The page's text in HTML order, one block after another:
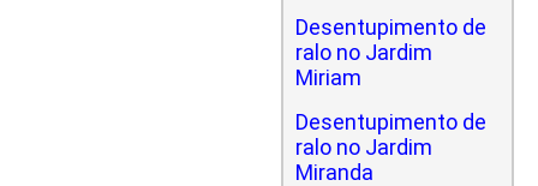
Desentupimento de
ralo no Jardim
Miriam
Desentupimento de
ralo no Jardim
Miranda